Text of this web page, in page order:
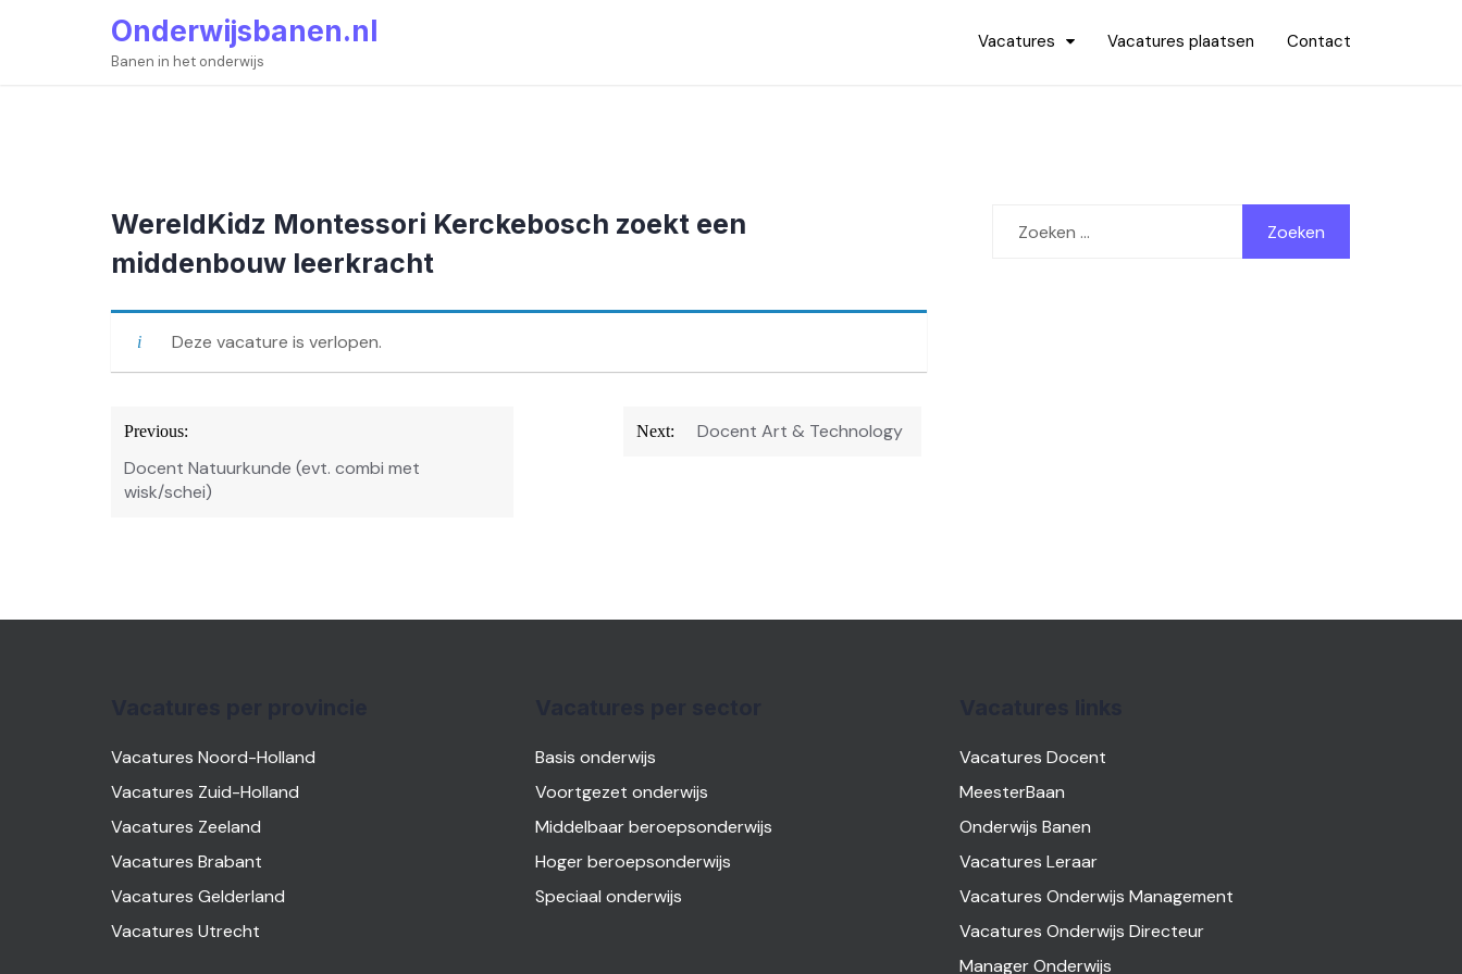
Onderwijsbanen.nl
Banen in het onderwijs
Vacatures Vacatures plaatsen Contact
WereldKidz Montessori Kerckebosch zoekt een
middenbouw leerkracht
Deze vacature is verlopen.
Bericht
navigatie
Previous:
Docent Natuurkunde (evt. combi met
wisk/schei)
Next: Docent Art & Technology
naar:
Vacatures Noord-Holland
Vacatures Zuid-Holland
Vacatures Zeeland
Vacatures Brabant
Vacatures Gelderland
Vacatures Utrecht
Basis onderwijs
Voortgezet onderwijs
Middelbaar beroepsonderwijs
Hoger beroepsonderwijs
Speciaal onderwijs
Vacatures Docent
MeesterBaan
Onderwijs Banen
Vacatures Leraar
Vacatures Onderwijs Management
Vacatures Onderwijs Directeur
Manager Onderwijs